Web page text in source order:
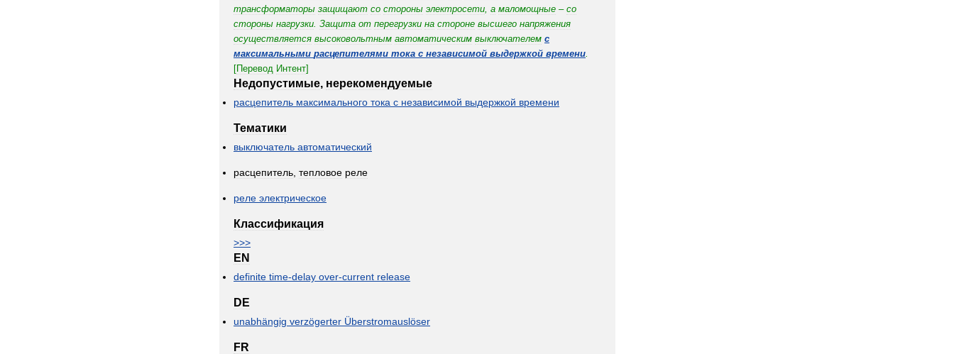
трансформаторы защищают со стороны электросети, а маломощные – со
стороны нагрузки. Защита от перегрузки на стороне высшего напряжения
осуществляется высоковольтным автоматическим выключателем с
максимальными расцепителями тока с независимой выдержкой времени.
[Перевод Интент]
Недопустимые, нерекомендуемые
расцепитель максимального тока с независимой выдержкой времени
Тематики
выключатель автоматический
расцепитель тепловое реле
реле электрическое
Классификация
>>>
EN
definite time-delay over-current release
DE
unabhängig verzögerter Überstromauslöser
FR